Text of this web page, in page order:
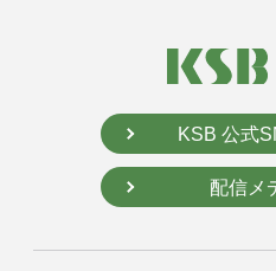
KSB 公式
配信メ